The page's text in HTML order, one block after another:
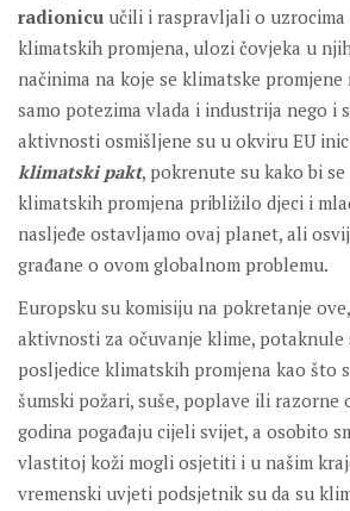
radionicu učili i raspravljali o uzrocima
klimatskih promjena, ulozi čovjeka u
načinima na koje se klimatske
samo potezima vlada i industrija nego i
aktivnosti osmišljene su u okviru EU
klimatski pakt, pokrenute su kako bi
klimatskih promjena približilo djeci i
nasljeđe ostavljamo ovaj planet, ali
građane o ovom globalnom problemu.
Europsku su komisiju na pokretanje
aktivnosti za očuvanje klime, potaknule
posljedice klimatskih promjena kao što
šumski požari, suše, poplave ili razorne
godina pogađaju cijeli svijet, a osobito
vlastitoj koži mogli osjetiti i u našim
vremenski uvjeti podsjetnik su da su